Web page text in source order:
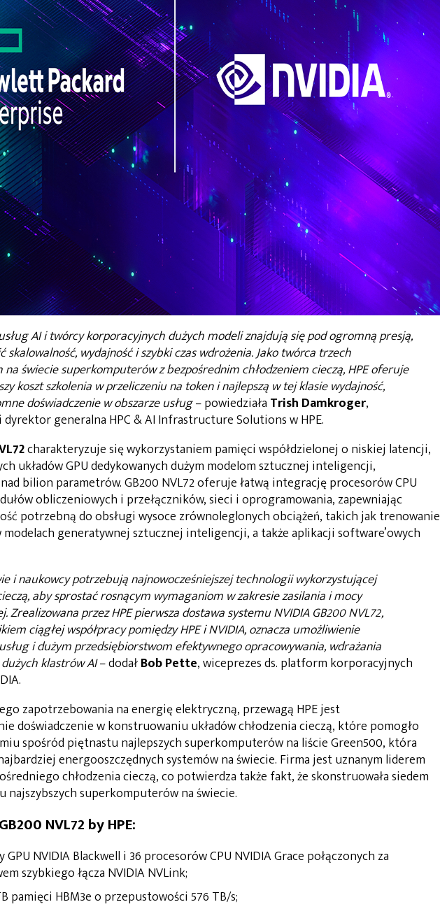
AI i twórcy korporacyjnych dużych modeli znajdują się pod ogromną presją,
skalowalność, wydajność i szybki czas wdrożenia. Jako twórca trzech
na świecie superkomputerów z bezpośrednim chłodzeniem cieczą, HPE oferuje
koszt szkolenia w przeliczeniu na token i najlepszą w tej klasie wydajność,
doświadczenie w obszarze usług– powiedziała Trish Damkroger,
generalna HPC & AI Infrastructure Solutions w HPE.
charakteryzuje się wykorzystaniem pamięci współdzielonej o niskiej latencji,
układów GPU dedykowanych dużym modelom sztucznej inteligencji,
bilion parametrów. GB200 NVL72 oferuje łatwą integrację procesorów CPU
obliczeniowych i przełączników, sieci i oprogramowania, zapewniając
potrzebną do obsługi wysoce zrównoleglonych obciążeń, takich jak trenowanie
generatywnej sztucznej inteligencji, a także aplikacji software’owych
i naukowcy potrzebują najnowocześniejszej technologii wykorzystującej
aby sprostać rosnącym wymaganiom w zakresie zasilania i mocy
Zrealizowana przez HPE pierwsza dostawa systemu NVIDIA GB200 NVL72,
ciągłej współpracy pomiędzy HPE i NVIDIA, oznacza umożliwienie
i dużym przedsiębiorstwom efektywnego opracowywania, wdrażania
klastrów AI– dodałBob Pette, wiceprezes ds. platform korporacyjnych
zapotrzebowania na energię elektryczną, przewagą HPE jest
doświadczenie w konstruowaniu układów chłodzenia cieczą, które pomogło
spośród piętnastu najlepszych superkomputerów na liście Green500, która
energooszczędnych systemów na świecie. Firma jest uznanym liderem
chłodzenia cieczą, co potwierdza także fakt, że skonstruowała siedem
najszybszych superkomputerów na świecie.
NVL72 by HPE:
GPU NVIDIA Blackwell i 36 procesorów CPU NVIDIA Grace połączonych za
szybkiego łącza NVIDIA NVLink;
pamięci HBM3e o przepustowości 576 TB/s;